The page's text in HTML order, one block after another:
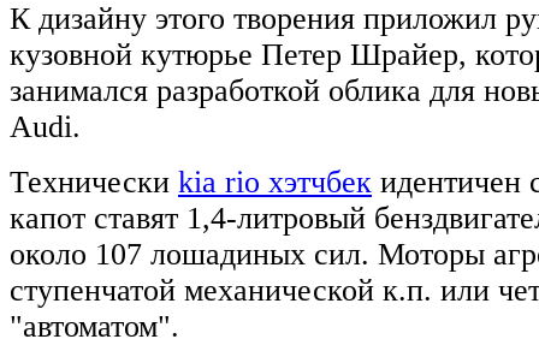
К дизайну этого творения приложил
кузовной кутюрье Петер Шрайер,
занимался разработкой облика для
Audi.
Технически kia rio хэтчбек идентичен
капот ставят 1,4-литровый
около 107 лошадиных сил. Моторы
ступенчатой механической к.п. или
"автоматом".